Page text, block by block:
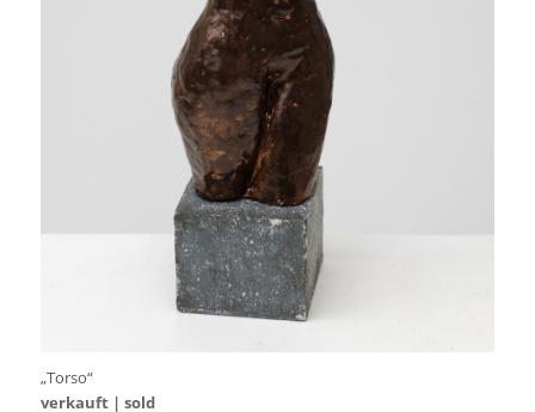
„Torso“
verkauft | sold